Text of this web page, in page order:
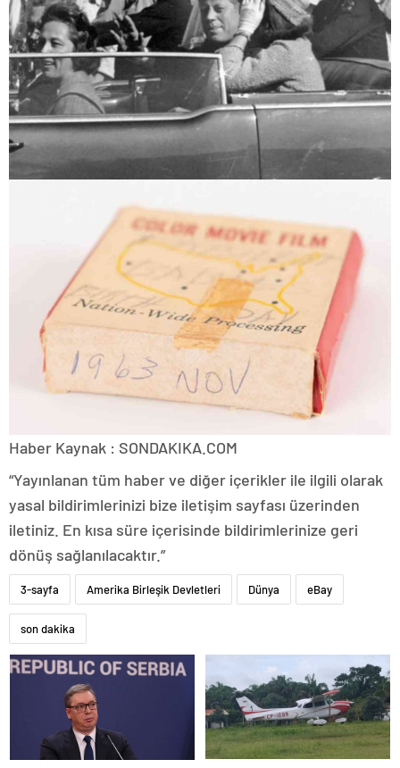
Haber Kaynak : SONDAKIKA.COM
“Yayınlanan tüm haber ve diğer içerikler ile ilgili olarak
yasal bildirimlerinizi bize iletişim sayfası üzerinden
iletiniz. En kısa süre içerisinde bildirimlerinize geri
dönüş sağlanılacaktır.”
3-sayfa Amerika Birleşik Devletleri Dünya eBay
son dakika